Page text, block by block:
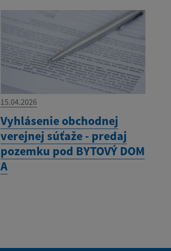
15.04.2026
Vyhlásenie obchodnej
verejnej súťaže - predaj
pozemku pod BYTOVÝ DOM
A